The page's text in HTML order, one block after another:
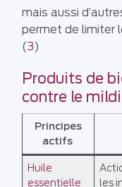
mais aussi
permet de limiter
(3)
Produits de
contre le
Principes
actifs
Huile
essentielle
les